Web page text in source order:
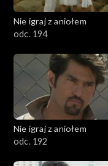
Nie igraj z aniołem
odc. 194
Nie igraj z aniołem
odc. 192